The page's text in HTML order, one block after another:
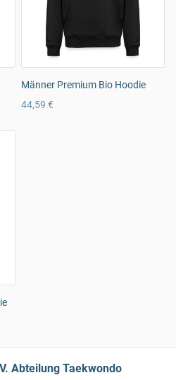
Männer Premium Bio Hoodie
44,59 €
Abteilung Taekwondo